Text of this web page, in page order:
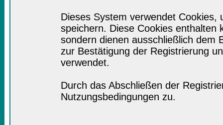
Dieses System verwendet
speichern. Diese Cookies enthalten
sondern dienen ausschließlich dem
zur Bestätigung der Registrierung
verwendet.
Durch das Abschließen der
Nutzungsbedingungen zu.